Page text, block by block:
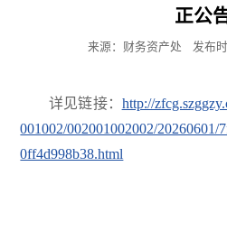
正公
来源：财务资产处 发布
详见链接： http://
001002/002001002002/20260601/
0ff4d998b38.html